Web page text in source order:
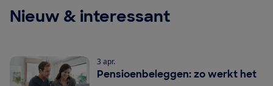
Nieuw & interessant
Pensioenbeleggen: zo werkt het
3 apr.